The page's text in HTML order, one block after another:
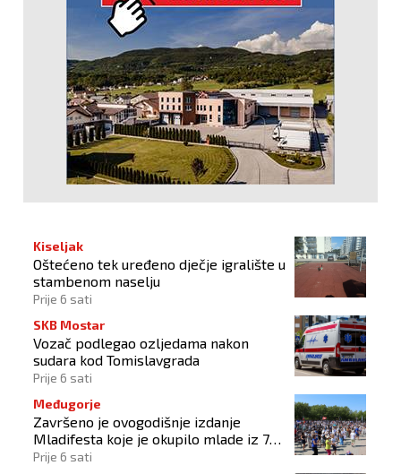
Kiseljak
Oštećeno tek uređeno dječje igralište u
stambenom naselju
Prije 6 sati
SKB Mostar
Vozač podlegao ozljedama nakon
sudara kod Tomislavgrada
Prije 6 sati
Međugorje
Završeno je ovogodišnje izdanje
Mladifesta koje je okupilo mlade iz 73
zemlje svijeta
Prije 6 sati